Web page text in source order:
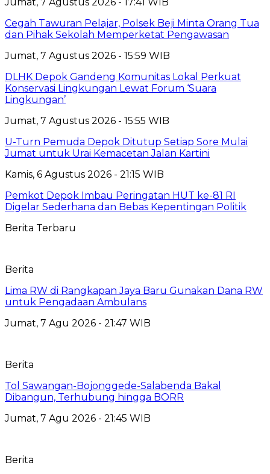
Cegah Tawuran Pelajar, Polsek Beji Minta Orang Tua
dan Pihak Sekolah Memperketat Pengawasan
Jumat, 7 Agustus 2026 - 15:59 WIB
DLHK Depok Gandeng Komunitas Lokal Perkuat
Konservasi Lingkungan Lewat Forum ‘Suara
Lingkungan’
Jumat, 7 Agustus 2026 - 15:55 WIB
U-Turn Pemuda Depok Ditutup Setiap Sore Mulai
Jumat untuk Urai Kemacetan Jalan Kartini
Kamis, 6 Agustus 2026 - 21:15 WIB
Pemkot Depok Imbau Peringatan HUT ke-81 RI
Digelar Sederhana dan Bebas Kepentingan Politik
Berita Terbaru
Berita
Lima RW di Rangkapan Jaya Baru Gunakan Dana RW
untuk Pengadaan Ambulans
Jumat, 7 Agu 2026 - 21:47 WIB
Berita
Tol Sawangan-Bojonggede-Salabenda Bakal
Dibangun, Terhubung hingga BORR
Jumat, 7 Agu 2026 - 21:45 WIB
Berita